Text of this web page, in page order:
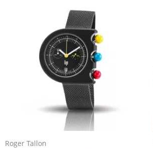
Roger Tallon